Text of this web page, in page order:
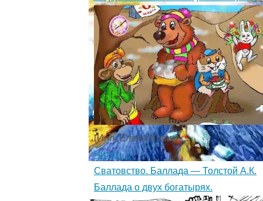
(Илл. Елена Новик) ...
Читать »
Сватовство. Баллада — Толстой А.К.
Баллада о двух богатырях.